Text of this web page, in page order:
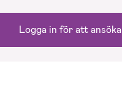
Logga in för att ansöka